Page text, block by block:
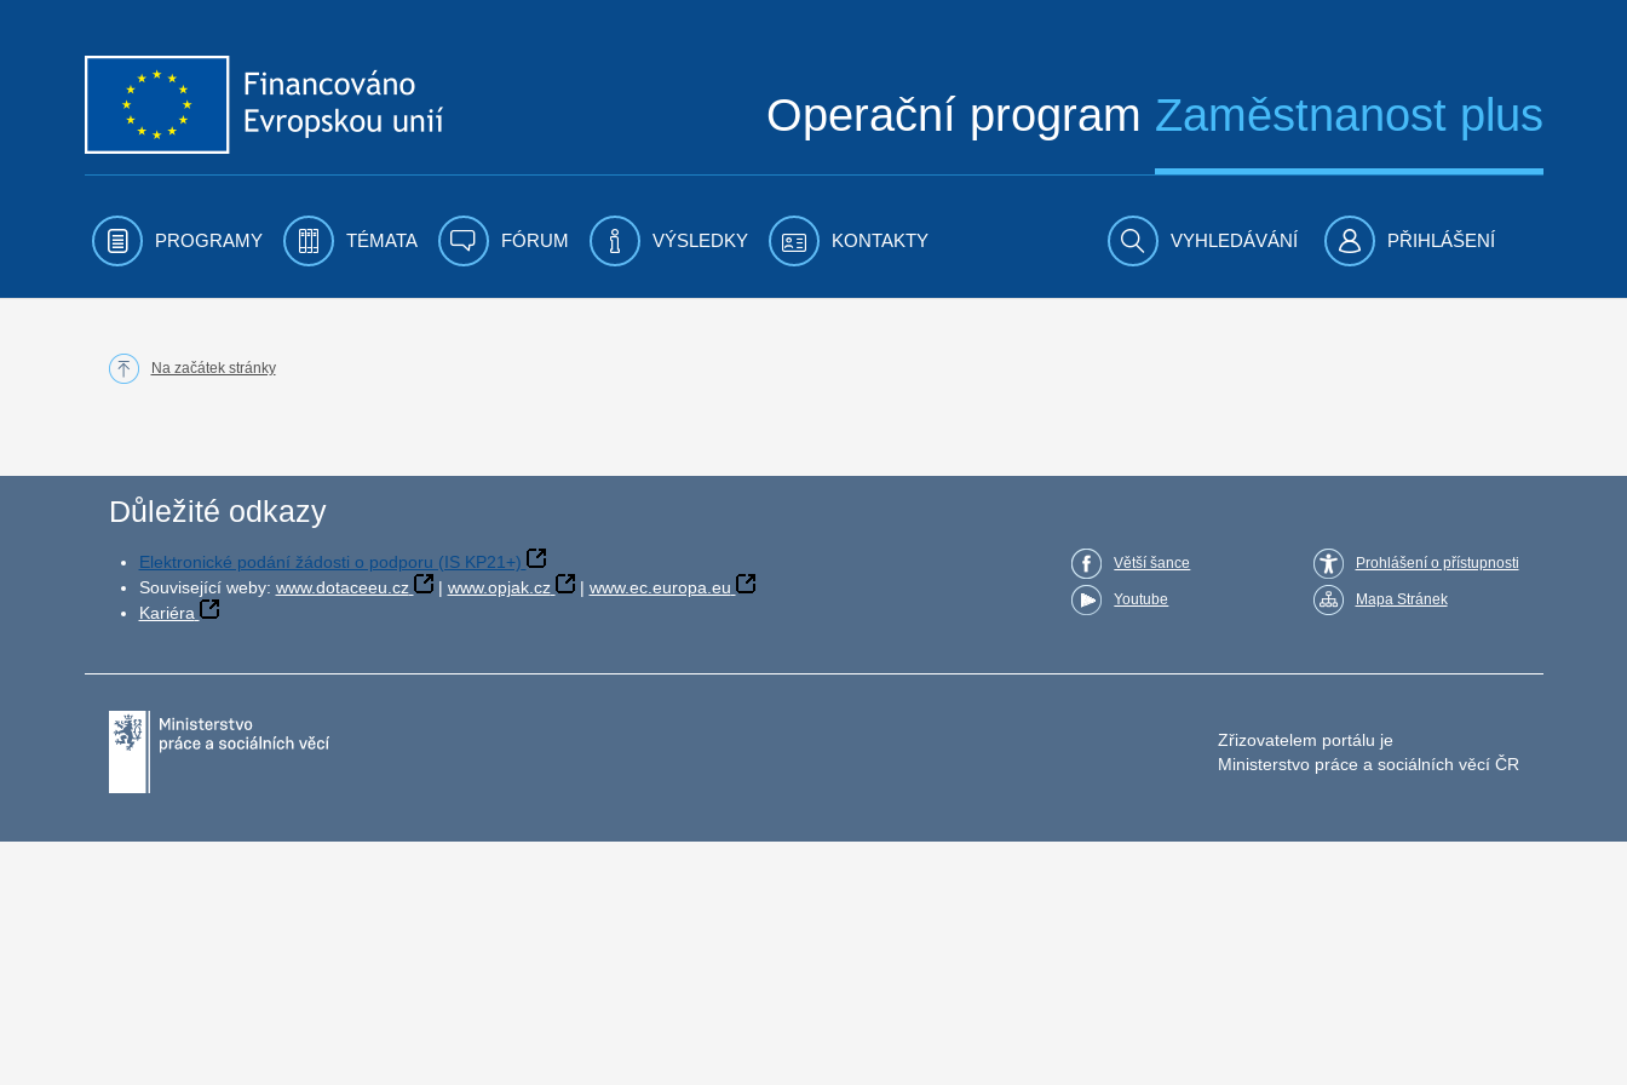
Operační program Zaměstnanost plus
PROGRAMY TÉMATA FÓRUM VÝSLEDKY KONTAKTY VYHLEDÁVÁNÍ PŘIHLÁŠENÍ
Na začátek stránky
Důležité odkazy
Elektronické podání žádosti o podporu (IS KP21+)
Související weby: www.dotaceeu.cz | www.opjak.cz | www.ec.europa.eu
Kariéra
Větší šance
Youtube
Prohlášení o přístupnosti
Mapa Stránek
Zřizovatelem portálu je
Ministerstvo práce a sociálních věcí ČR